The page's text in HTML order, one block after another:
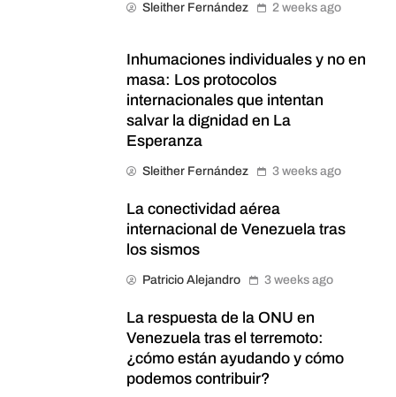
Sleither Fernández 2 weeks ago
Inhumaciones individuales y no en
masa: Los protocolos
internacionales que intentan
salvar la dignidad en La
Esperanza
Sleither Fernández 3 weeks ago
La conectividad aérea
internacional de Venezuela tras
los sismos
Patricio Alejandro 3 weeks ago
La respuesta de la ONU en
Venezuela tras el terremoto:
¿cómo están ayudando y cómo
podemos contribuir?